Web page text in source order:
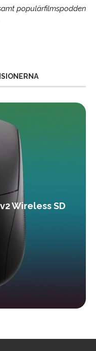
populärfilmspodden
Wireless SD